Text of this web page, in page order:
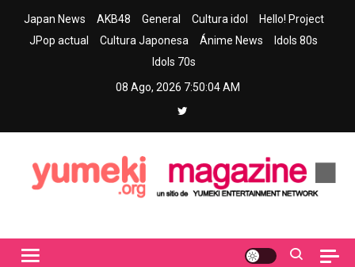
Japan News AKB48 General Cultura idol
Hello! Project
JPop actual
Cultura Japonesa Ánime News
Idols 80s
Idols 70s
08 Ago, 2026 7:50:05 AM